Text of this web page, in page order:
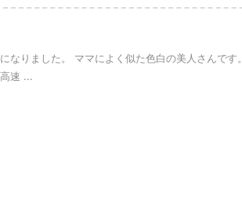
なりました。 ママによく似た色白の美人さんです。
速 ...